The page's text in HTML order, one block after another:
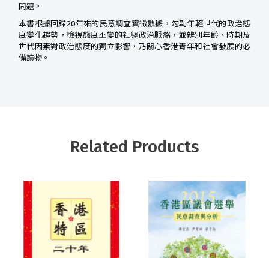
問題。
本書根據回歸20年來的民意調查實徵數據，勾勒年輕世代的政治態
度變化趨勢，檢視態度丕變的社經政治脈絡，並辨別年齡、時期及
世代因素對政治態度的獨立影響，乃關心香港青年和社會發展的必
備讀物。
Related Products